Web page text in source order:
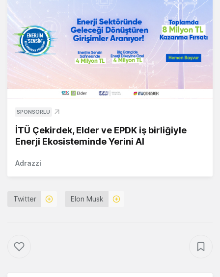
SPONSORLU
İTÜ Çekirdek, Elder ve EPDK iş birliğiyle
Enerji Ekosisteminde Yerini Al
Adrazzi
Twitter Elon Musk